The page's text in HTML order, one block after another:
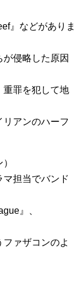
』などがありま
侵略した原因
重罪を犯して地
アンのハーフ
担当でバンド
』、
ァザコンのよ